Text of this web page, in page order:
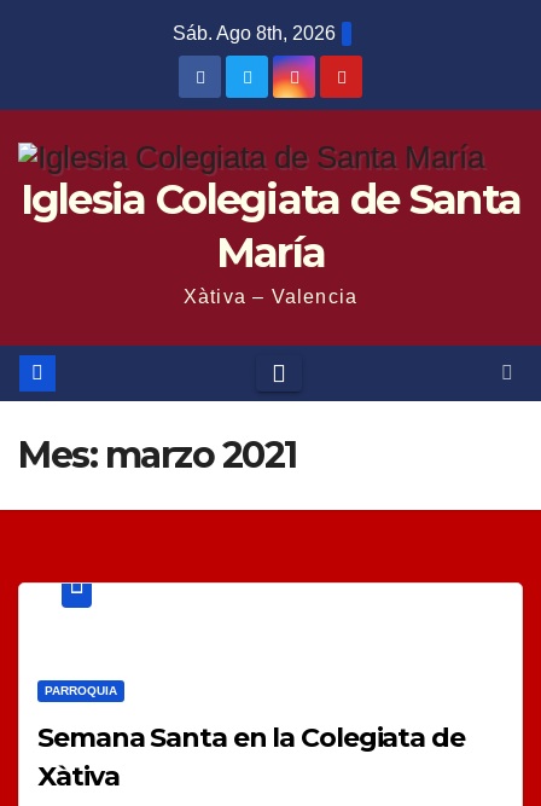
Sáb. Ago 8th, 2026
Iglesia Colegiata de Santa
María
Xàtiva – Valencia
Mes: marzo 2021
PARROQUIA
Semana Santa en la Colegiata de
Xàtiva